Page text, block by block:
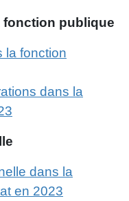
fonction publique
la fonction
dans la
dans la
en 2023